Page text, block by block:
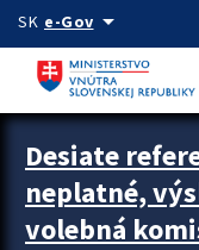
Preskocit na hlavný obsah
SK e-Govarrow_drop_down
Zastavit automatický
Desiate
neplatné,
volebná